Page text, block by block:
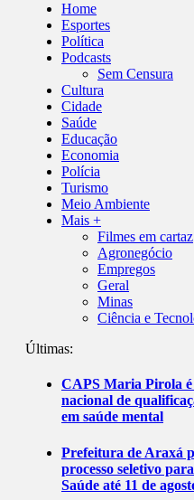
Home
Esportes
Política
Podcasts
Sem Censura
Cultura
Cidade
Saúde
Educação
Economia
Polícia
Turismo
Meio Ambiente
Mais +
Filmes em cartaz
Agronegócio
Empregos
Geral
Minas
Ciência e
Últimas:
CAPS Maria Pirola é
nacional de
em saúde mental
Prefeitura de Araxá
processo seletivo
Saúde até 11 de